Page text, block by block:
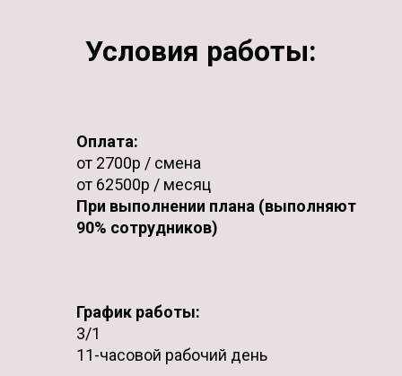
Условия работы:
Оплата:
от 2700р / смена
от 62500р / месяц
При выполнении плана (выполняют
90% сотрудников)
График работы:
3/1
11-часовой рабочий день